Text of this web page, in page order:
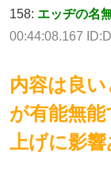
158: エッヂの名
00:44:08.167
内容は良
が有能無
上げに影